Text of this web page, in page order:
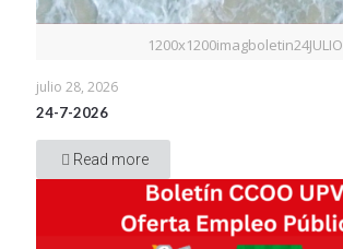
1200x1200imagboletin24JULIO
julio 28, 2026
24-7-2026
Read more